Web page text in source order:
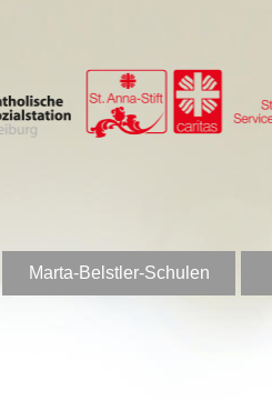
Marta-Belstler-Schulen